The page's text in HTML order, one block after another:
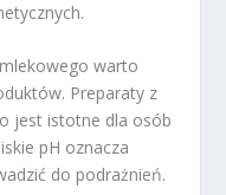
warto
Preparaty z
jest istotne dla osób
pH oznacza
do podrażnień.